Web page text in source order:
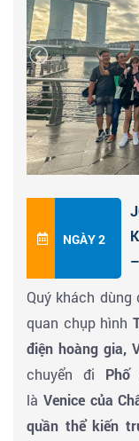
Đến giờ, xe và
hìnhGardens
cây dựng
phong phú bên
đá quý cao cấp
gió nổi tiếng
chụp hình tại
tượng của đất
Victoria,Marina
công trình kiến
hồ bơi vô cực
Flyer
Đoàn đi ăn tối
Singapore về
NIGHTchưa
NGÀY 2
Quý khách
quan chụp hình
điện hoàng gia,
chuyển đi Phố
là Venice của
quần thể kiến